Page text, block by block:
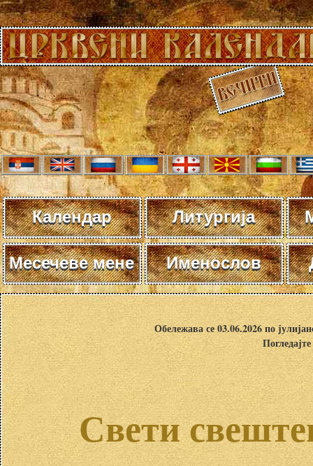
Календар Литургија
Месечеве мене Именослов
Обележава се 03.06.2026 по
Свети